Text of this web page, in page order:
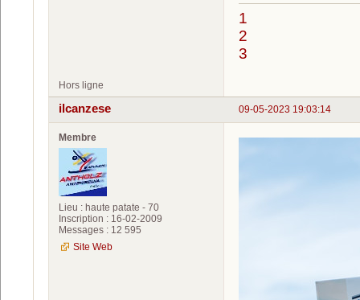
1
2
3
Hors ligne
09-05-2023 19:03:14
ilcanzese
Membre
Lieu : haute patate - 70
Inscription : 16-02-2009
Messages : 12 595
Site Web